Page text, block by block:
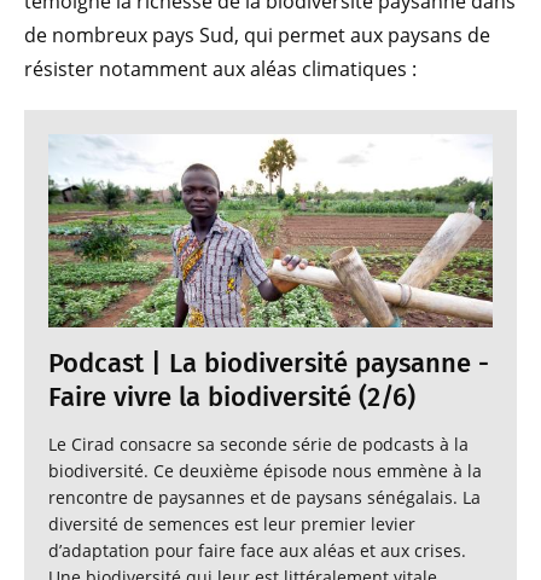
de nombreux pays Sud, qui permet aux paysans de
résister notamment aux aléas climatiques :
Podcast | La biodiversité paysanne -
Faire vivre la biodiversité (2/6)
Le Cirad consacre sa seconde série de podcasts à la
biodiversité. Ce deuxième épisode nous emmène à la
rencontre de paysannes et de paysans sénégalais. La
diversité de semences est leur premier levier
d’adaptation pour faire face aux aléas et aux crises.